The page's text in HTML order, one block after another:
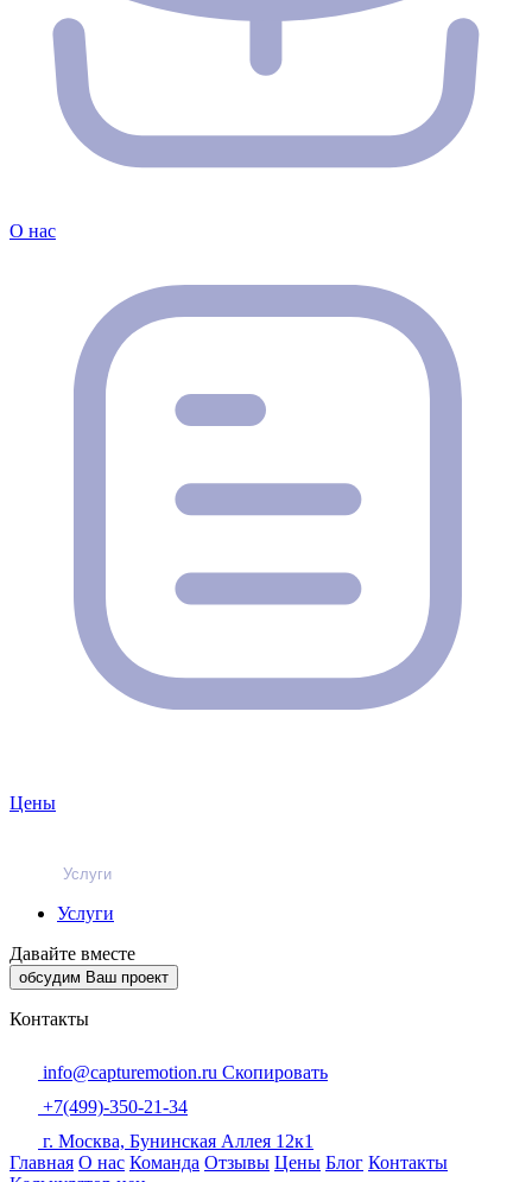
О нас
Цены
Услуги
Услуги
Давайте вместе
обсудим Ваш проект
Контакты
info@capturemotion.ru Скопировать
+7(499)-350-21-34
г. Москва, Бунинская Аллея 12к1
Главная О нас Команда Отзывы Цены Блог Контакты